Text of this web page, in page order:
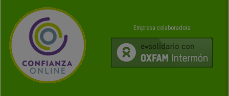
Empresa colaboradora